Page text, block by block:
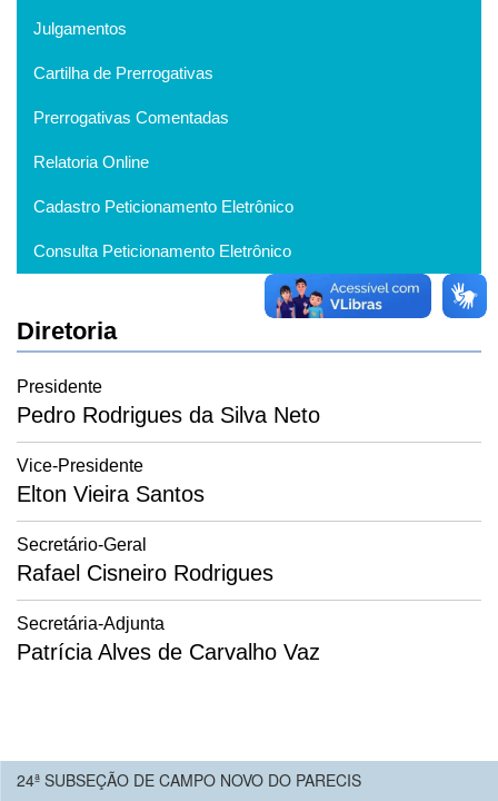
Julgamentos
Cartilha de Prerrogativas
Prerrogativas Comentadas
Relatoria Online
Cadastro Peticionamento Eletrônico
Consulta Peticionamento Eletrônico
Diretoria
Presidente
Pedro Rodrigues da Silva Neto
Vice-Presidente
Elton Vieira Santos
Secretário-Geral
Rafael Cisneiro Rodrigues
Secretária-Adjunta
Patrícia Alves de Carvalho Vaz
24ª SUBSEÇÃO DE CAMPO NOVO DO PARECIS